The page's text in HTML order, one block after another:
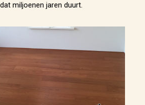
miljoenen jaren duurt.